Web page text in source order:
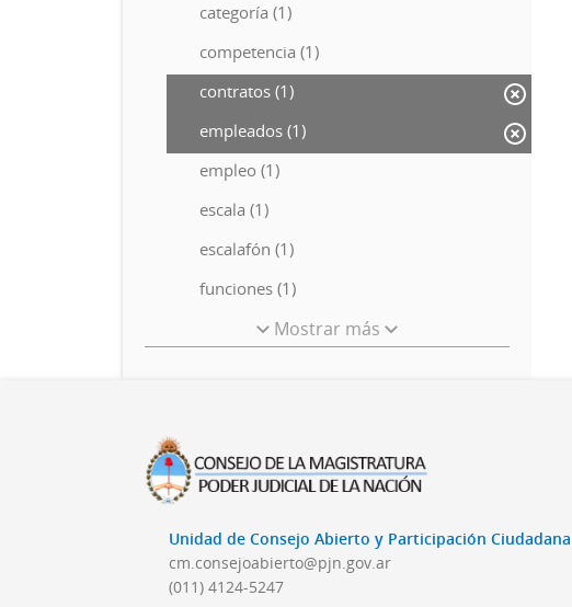
categoría (1)
competencia (1)
contratos (1)
empleados (1)
empleo (1)
escala (1)
escalafón (1)
funciones (1)
Mostrar más
Unidad de Consejo Abierto y Participación Ciudadana
cm.consejoabierto@pjn.gov.ar
(011) 4124-5247